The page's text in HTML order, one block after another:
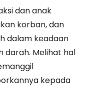
dan anak
korban, dan
dalam keadaan
darah. Melihat hal
kepada